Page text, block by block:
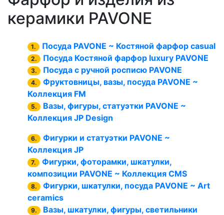
керамики PAVONE
1. Посуда PAVONE ~ Костяной фарфор casual
2. Посуда Костяной фарфор luxury PAVONE
3. Посуда с ручной росписю PAVONE
4.
Фруктовницы, вазы, посуда PAVONE ~
Коллекция FM
5.
Вазы, фигуры, статуэтки PAVONE ~
Коллекция JP Design
6.
Фигурки и статуэтки PAVONE ~
Коллекция JP
7.
Фигурки, фоторамки, шкатулки,
композиции PAVONE ~ Коллекция CMS
8.
Фигурки, шкатулки, посуда PAVONE ~ Art
ceramics
9.
Вазы, шкатулки, фигуры, светильники